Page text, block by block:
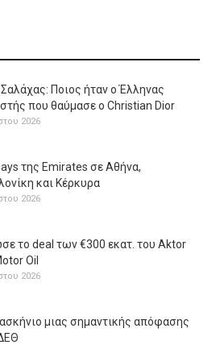
Ποιος ήταν ο Έλληνας
που θαύμασε ο Christian Dior
2026
της Emirates σε Αθήνα,
και Κέρκυρα
2026
το deal των €300 εκατ. του Aktor
Oil
2026
μιας σημαντικής απόφασης